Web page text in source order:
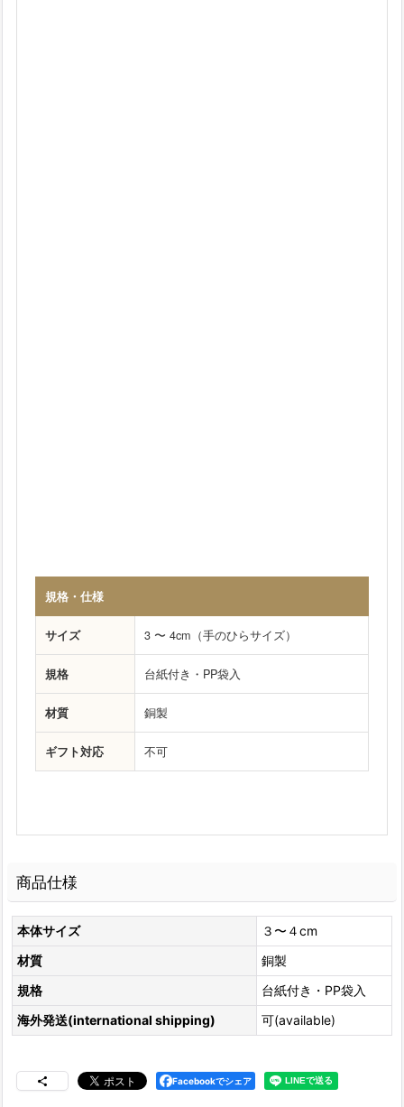
規格・仕様
サイズ 3 〜 4cm（手のひらサイズ）
規格 台紙付き・PP袋入
材質 銅製
ギフト対応 不可
商品仕様
本体サイズ
３〜４cm
材質
銅製
規格
台紙付き・PP袋入
海外発送(international shipping)
可(available)
Facebookでシェア